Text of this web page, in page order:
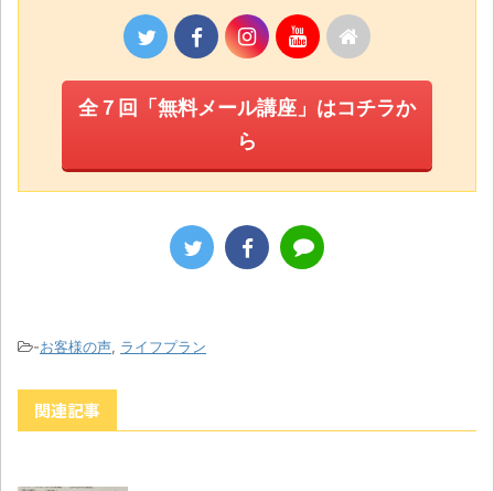
全７回「無料メール講座」はコチラか
ら
-お客様の声, ライフプラン
関連記事